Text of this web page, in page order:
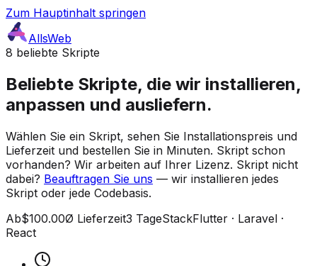
Zum Hauptinhalt springen
AllsWeb
8 beliebte Skripte
Beliebte Skripte, die wir installieren,
anpassen und ausliefern.
Wählen Sie ein Skript, sehen Sie Installationspreis und
Lieferzeit und bestellen Sie in Minuten. Skript schon
vorhanden? Wir arbeiten auf Ihrer Lizenz. Skript nicht
dabei? Beauftragen Sie uns — wir installieren jedes
Skript oder jede Codebasis.
Ab$100.00Ø Lieferzeit3 TageStackFlutter · Laravel ·
React